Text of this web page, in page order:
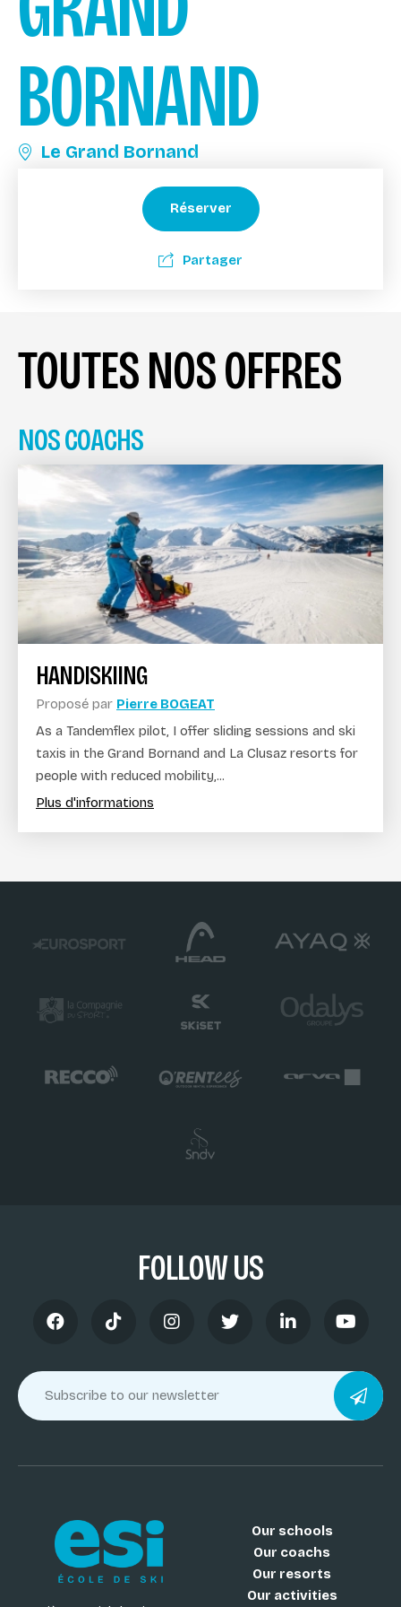
BORNAND
Le Grand Bornand
Réserver
Partager
TOUTES NOS OFFRES
NOS COACHS
HANDISKIING
Proposé par Pierre BOGEAT
As a Tandemflex pilot, I offer sliding sessions and ski
taxis in the Grand Bornand and La Clusaz resorts for
people with reduced mobility,...
Plus d'informations
FOLLOW US
Our schools
Our coachs
Our resorts
Our activities